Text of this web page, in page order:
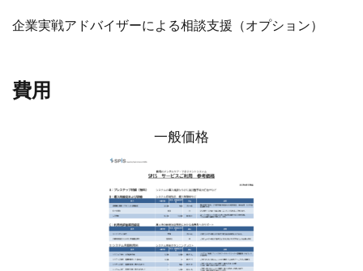
企業実戦アドバイザーによる相談支援（オプション）
費用
一般価格